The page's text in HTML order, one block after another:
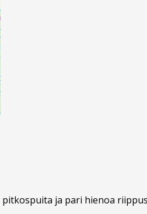
ja pari hienoa